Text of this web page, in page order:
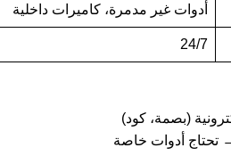
أدوات غير مدمرة، كاميرات داخلية
24/7
(بصمة، كود)